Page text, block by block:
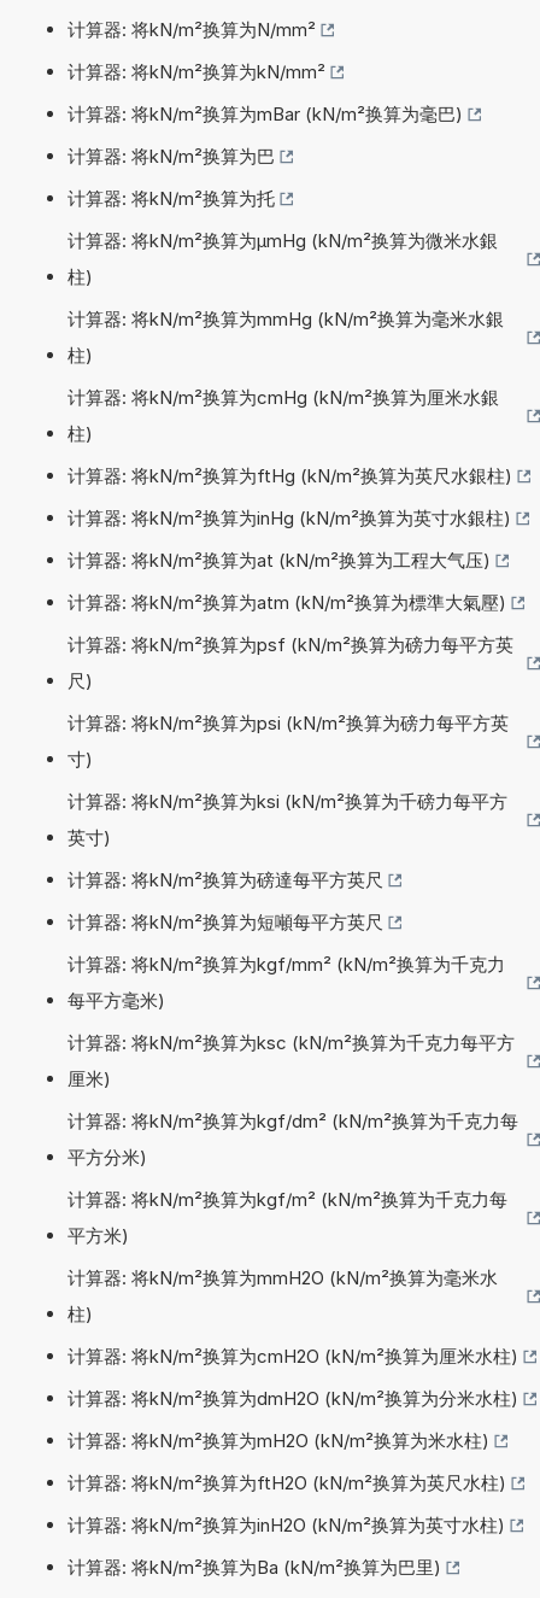
计算器: 将kN/m²换算为N/mm²
计算器: 将kN/m²换算为kN/mm²
计算器: 将kN/m²换算为mBar (kN/m²换算为毫巴)
计算器: 将kN/m²换算为巴
计算器: 将kN/m²换算为托
计算器: 将kN/m²换算为µmHg (kN/m²换算为微米水銀
柱)
计算器: 将kN/m²换算为mmHg (kN/m²换算为毫米水銀
柱)
计算器: 将kN/m²换算为cmHg (kN/m²换算为厘米水銀
柱)
计算器: 将kN/m²换算为ftHg (kN/m²换算为英尺水銀柱)
计算器: 将kN/m²换算为inHg (kN/m²换算为英寸水銀柱)
计算器: 将kN/m²换算为at (kN/m²换算为工程大气压)
计算器: 将kN/m²换算为atm (kN/m²换算为標準大氣壓)
计算器: 将kN/m²换算为psf (kN/m²换算为磅力每平方英
尺)
计算器: 将kN/m²换算为psi (kN/m²换算为磅力每平方英
寸)
计算器: 将kN/m²换算为ksi (kN/m²换算为千磅力每平方
英寸)
计算器: 将kN/m²换算为磅達每平方英尺
计算器: 将kN/m²换算为短噸每平方英尺
计算器: 将kN/m²换算为kgf/mm² (kN/m²换算为千克力
每平方毫米)
计算器: 将kN/m²换算为ksc (kN/m²换算为千克力每平方
厘米)
计算器: 将kN/m²换算为kgf/dm² (kN/m²换算为千克力每
平方分米)
计算器: 将kN/m²换算为kgf/m² (kN/m²换算为千克力每
平方米)
计算器: 将kN/m²换算为mmH2O (kN/m²换算为毫米水
柱)
计算器: 将kN/m²换算为cmH2O (kN/m²换算为厘米水柱)
计算器: 将kN/m²换算为dmH2O (kN/m²换算为分米水柱)
计算器: 将kN/m²换算为mH2O (kN/m²换算为米水柱)
计算器: 将kN/m²换算为ftH2O (kN/m²换算为英尺水柱)
计算器: 将kN/m²换算为inH2O (kN/m²换算为英寸水柱)
计算器: 将kN/m²换算为Ba (kN/m²换算为巴里)